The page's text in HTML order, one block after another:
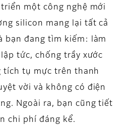
một công nghệ mới
silicon mang lại tất cả
bạn đang tìm kiếm: làm
tức, chống trầy xước
tích tụ mực trên thanh
vời và không có điện
Ngoài ra, bạn cũng tiết
chi phí đáng kể.